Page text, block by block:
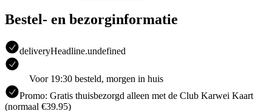
Bestel- en bezorginformatie
deliveryHeadline.undefined
Voor 19:30 besteld, morgen in huis
Promo: Gratis thuisbezorgd alleen met de Club Karwei Kaart
(normaal €39.95)